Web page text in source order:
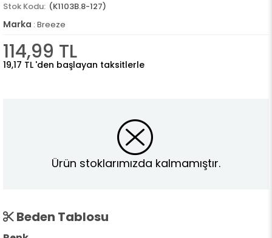
(K1103B.8-127)
Marka : Breeze
114,99 TL
19,17 TL 'den başlayan taksitlerle
Ürün stoklarımızda kalmamıştır.
Beden Tablosu